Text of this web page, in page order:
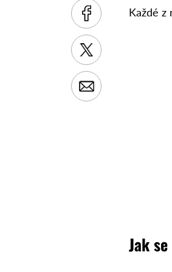
Každé z
Jak